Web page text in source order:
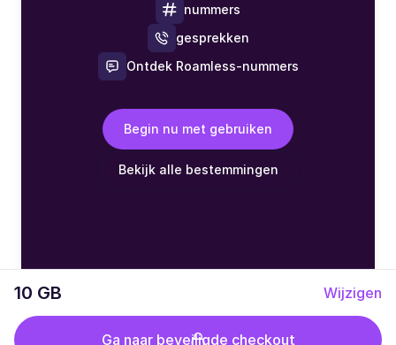
10 GB Wijzigen
Ga naar beveiligde checkout
nummers
gesprekken
Ontdek Roamless-nummers
Begin nu met gebruiken
Bekijk alle bestemmingen